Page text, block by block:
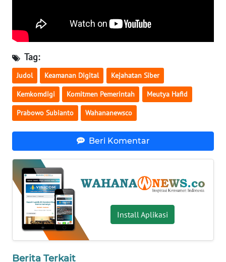
Tag:
Judol Keamanan Digital Kejahatan Siber
Kemkomdigi Komitmen Pemerintah Meutya Hafid
Prabowo Subianto Wahananewsco
Beri Komentar
Install Aplikasi
Berita Terkait
SULBAR
BABEL
WN
SUMBAR
WN
BENGKULU
WN
LAMPUNG